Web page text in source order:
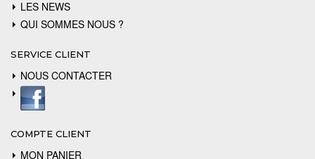
LES NEWS
QUI SOMMES NOUS ?
SERVICE CLIENT
NOUS CONTACTER
COMPTE CLIENT
MON PANIER